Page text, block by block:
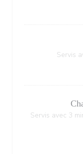
Servis
Servis avec 3